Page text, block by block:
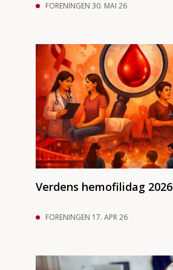
FORENINGEN 30. MAI 26
Verdens hemofilidag 2026
FORENINGEN 17. APR 26